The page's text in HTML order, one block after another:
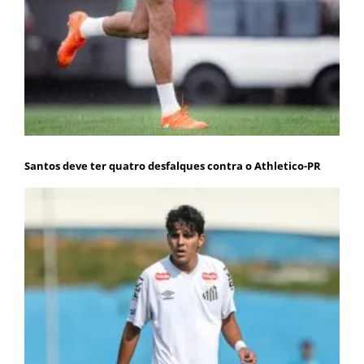
Santos deve ter quatro desfalques contra o Athletico-PR